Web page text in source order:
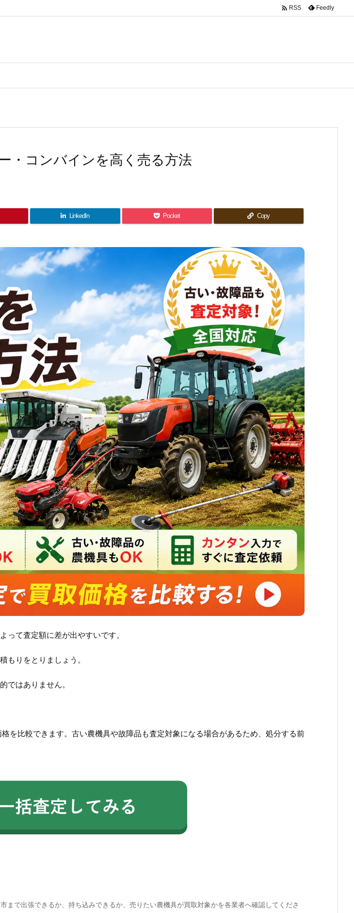
 RSS Feedly
・コンバインを高く売る方法
LinkedIn Pocket Copy
って査定額に差が出やすいです。
もりをとりましょう。
ではありません。
を比較できます。古い農機具や故障品も査定対象になる場合があるため、処分する前
で出張できるか、持ち込みできるか、売りたい農機具が買取対象かを各業者へ確認してくださ